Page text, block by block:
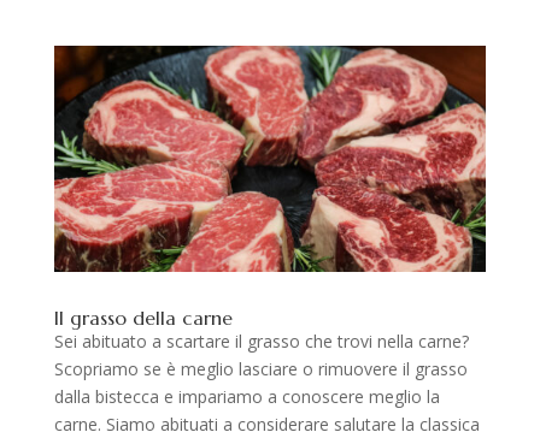
Il grasso della carne
Sei abituato a scartare il grasso che trovi nella carne?
Scopriamo se è meglio lasciare o rimuovere il grasso
dalla bistecca e impariamo a conoscere meglio la
carne. Siamo abituati a considerare salutare la classica